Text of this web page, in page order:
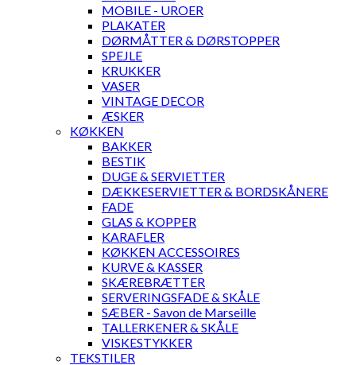
MOBILE - UROER
PLAKATER
DØRMÅTTER & DØRSTOPPER
SPEJLE
KRUKKER
VASER
VINTAGE DECOR
ÆSKER
KØKKEN
BAKKER
BESTIK
DUGE & SERVIETTER
DÆKKESERVIETTER & BORDSKÅNERE
FADE
GLAS & KOPPER
KARAFLER
KØKKEN ACCESSOIRES
KURVE & KASSER
SKÆREBRÆTTER
SERVERINGSFADE & SKÅLE
SÆBER - Savon de Marseille
TALLERKENER & SKÅLE
VISKESTYKKER
TEKSTILER